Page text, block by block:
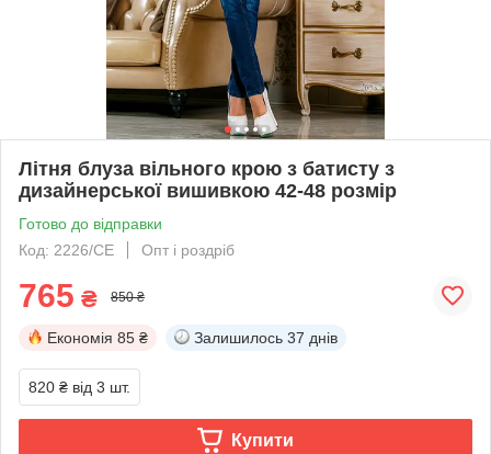
Літня блуза вільного крою з батисту з
дизайнерської вишивкою 42-48 розмір
Готово до відправки
Код: 2226/СЕ
Опт і роздріб
765 ₴ 850 ₴
Економія 85 ₴ Залишилось 37 днів
820 ₴ від 3 шт.
Купити